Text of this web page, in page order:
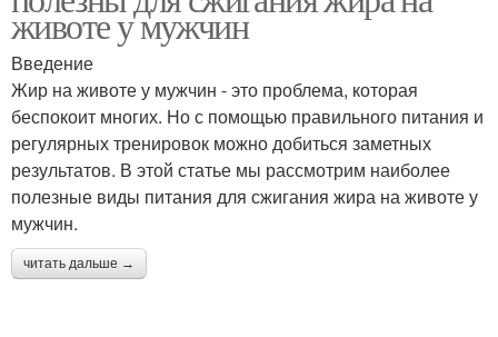
животе у мужчин
Введение
Жир на животе у мужчин - это проблема, которая
беспокоит многих. Но с помощью правильного питания и
регулярных тренировок можно добиться заметных
результатов. В этой статье мы рассмотрим наиболее
полезные виды питания для сжигания жира на животе у
мужчин.
читать дальше →